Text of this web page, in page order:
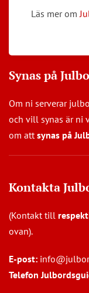
Läs mer om
Synas på
Om ni serverar
och vill synas är ni
om att synas på
Kontakta
(Kontakt till
ovan).
E-post:
Telefon